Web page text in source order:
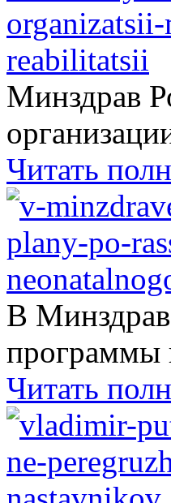
Минздрав
Читать
В
программы
Читать